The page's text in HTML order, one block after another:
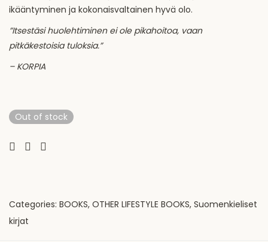
ikääntyminen ja kokonaisvaltainen hyvä olo.
”Itsestäsi huolehtiminen ei ole pikahoitoa, vaan
pitkäkestoisia tuloksia.”
– KORPIA
Out of stock
Categories: BOOKS, OTHER LIFESTYLE BOOKS, Suomenkieliset
kirjat